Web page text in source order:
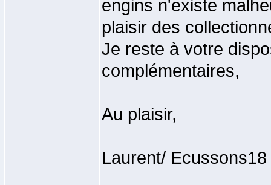
engins n'existe
plaisir des
Je reste à votre
complémentaires,
Au plaisir,
Laurent/ Ecussons18